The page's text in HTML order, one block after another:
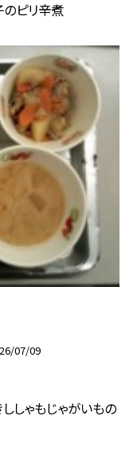
ピリ辛煮
07/09
しゃもじゃがいもの